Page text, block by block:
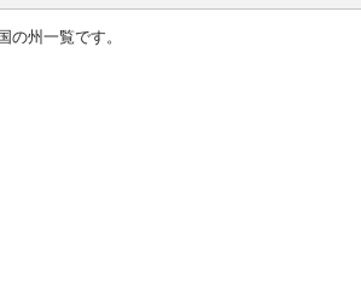
の州一覧です。